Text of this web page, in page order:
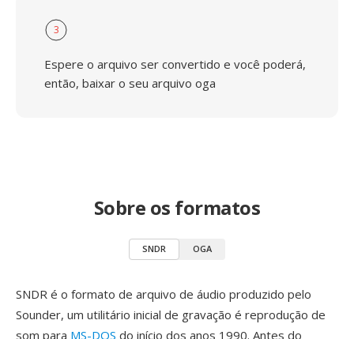
3
Espere o arquivo ser convertido e você poderá,
então, baixar o seu arquivo oga
Sobre os formatos
SNDR OGA
SNDR é o formato de arquivo de áudio produzido pelo
Sounder, um utilitário inicial de gravação é reprodução de
som para MS-DOS do início dos anos 1990. Antes do